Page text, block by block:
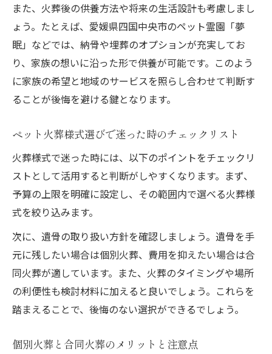
また、火葬後の供養方法や将来の生活設計も考慮しまし
ょう。たとえば、愛媛県四国中央市のペット霊園「夢
眠」などでは、納骨や埋葬のオプションが充実してお
り、家族の想いに沿った形で供養が可能です。このよう
に家族の希望と地域のサービスを照らし合わせて判断す
ることが後悔を避ける鍵となります。
ペット火葬様式選びで迷った時のチェックリスト
火葬様式で迷った時には、以下のポイントをチェックリ
ストとして活用すると判断がしやすくなります。まず、
予算の上限を明確に設定し、その範囲内で選べる火葬様
式を絞り込みます。
次に、遺骨の取り扱い方針を確認しましょう。遺骨を手
元に残したい場合は個別火葬、費用を抑えたい場合は合
同火葬が適しています。また、火葬のタイミングや場所
の利便性も検討材料に加えると良いでしょう。これらを
踏まえることで、後悔のない選択ができるでしょう。
個別火葬と合同火葬のメリットと注意点